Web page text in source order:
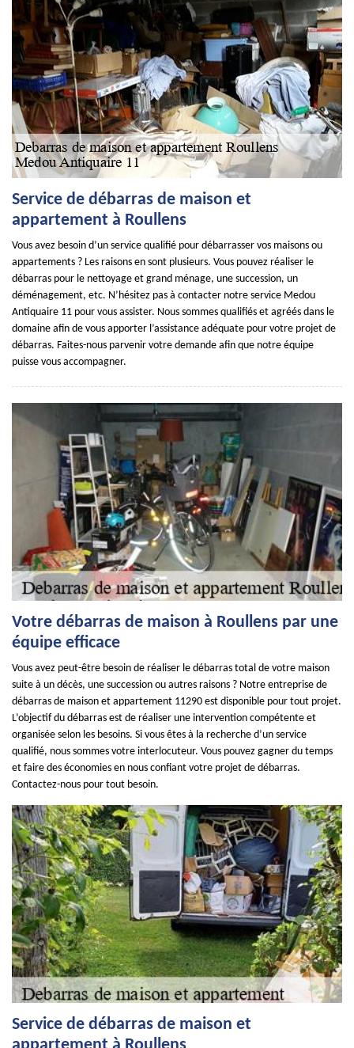
Service de débarras de maison et
appartement à Roullens
Vous avez besoin d’un service qualifié pour débarrasser vos maisons ou
appartements ? Les raisons en sont plusieurs. Vous pouvez réaliser le
débarras pour le nettoyage et grand ménage, une succession, un
déménagement, etc. N’hésitez pas à contacter notre service Medou
Antiquaire 11 pour vous assister. Nous sommes qualifiés et agréés dans le
domaine afin de vous apporter l’assistance adéquate pour votre projet de
débarras. Faites-nous parvenir votre demande afin que notre équipe
puisse vous accompagner.
Votre débarras de maison à Roullens par une
équipe efficace
Vous avez peut-être besoin de réaliser le débarras total de votre maison
suite à un décès, une succession ou autres raisons ? Notre entreprise de
débarras de maison et appartement 11290 est disponible pour tout projet.
L’objectif du débarras est de réaliser une intervention compétente et
organisée selon les besoins. Si vous êtes à la recherche d’un service
qualifié, nous sommes votre interlocuteur. Vous pouvez gagner du temps
et faire des économies en nous confiant votre projet de débarras.
Contactez-nous pour tout besoin.
Service de débarras de maison et